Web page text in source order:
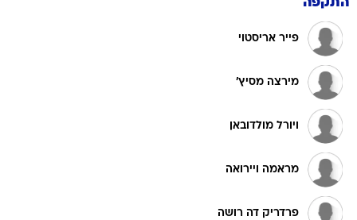
פייר אריסטוי
מירצה מסיץ'
ויורל מולדובאן
מראמה ויירואה
פרדריק דה רושה